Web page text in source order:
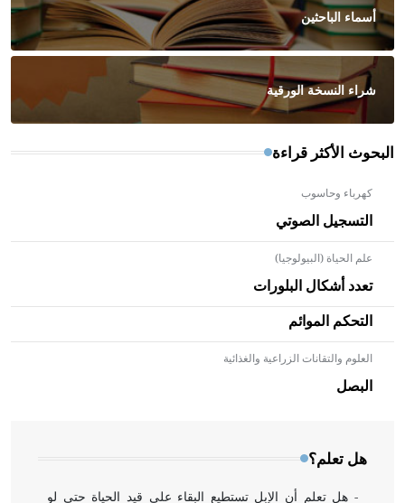
أسماء الباحثين
شراء النسخة الورقية
البحوث الأكثر قراءة
كهرباء وحاسوب
التسجيل الصوتي
علم الحياة (البيولوجيا)
تعدد أشكال البلورات
التحكم الموائم
العلوم والتقانات الزراعية والغذائية
البصل
هل تعلم؟
- هل تعلم أن الأبلق نوع من الفنون الهندسية التي ارتبطت
بالعمارة الإسلامية في بلاد الشام ومصر خاصة، حيث يحرص
المعمار على بناء مداميكه وخاصة في الواجهات
- هل تعلم أن الإبل تستطيع البقاء على قيد الحياة حتى لو